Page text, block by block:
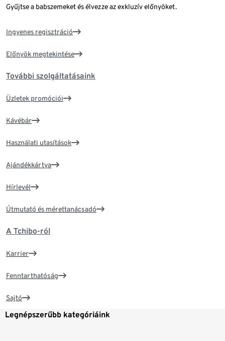
Gyűjtse a babszemeket és élvezze az exkluzív előnyöket.
Ingyenes regisztráció
Előnyök megtekintése
További szolgáltatásaink
Üzletek promóciói
Kávébár
Használati utasítások
Ajándékkártya
Hírlevél
Útmutató és mérettanácsadó
A Tchibo-ról
Karrier
Fenntarthatóság
Sajtó
Legnépszerűbb kategóriáink